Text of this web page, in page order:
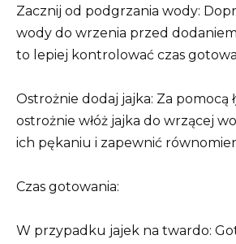
Zacznij od podgrzania wody:
wody do wrzenia przed
to lepiej kontrolować czas
Ostrożnie dodaj jajka: Za pomocą
ostrożnie włóż jajka do wrzącej
ich pękaniu i zapewnić
Czas gotowania:
W przypadku jajek na twardo: